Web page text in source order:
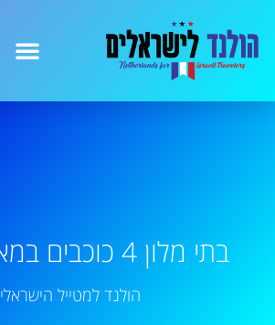
בתי מלון 4 כוכבים במאסטריכט
הולנד למטייל הישראלי